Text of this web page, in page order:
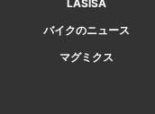
LASISA
バイクのニュース
マグミクス